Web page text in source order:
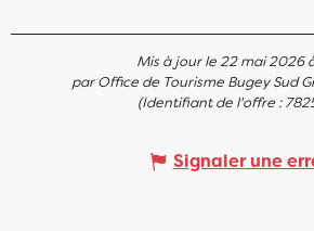
Mis à jour le 22 mai 2026 à
par Office de Tourisme Bugey Sud
(Identifiant de l'offre :
Signaler une